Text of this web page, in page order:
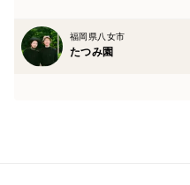
福岡県八女市
たつみ園